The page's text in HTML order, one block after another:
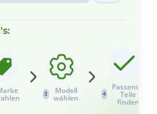
3
Modell
wählen
4
Passende
Teile
finden